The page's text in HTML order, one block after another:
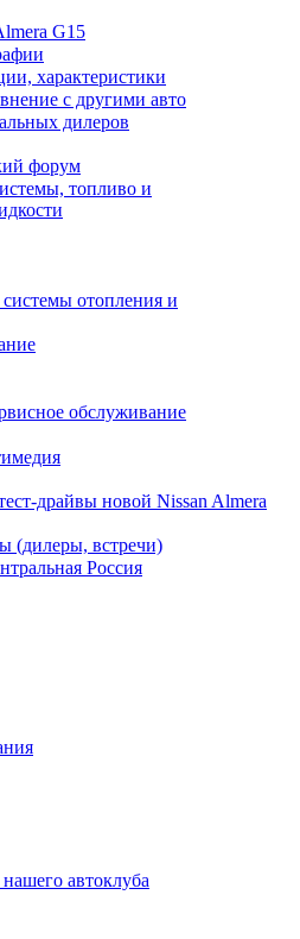
G15
характеристики
с другими авто
дилеров
форум
топливо и
отопления и
обслуживание
драйвы новой Nissan Almera
(дилеры, встречи)
Россия
автоклуба